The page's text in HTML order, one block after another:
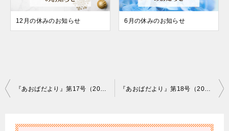
12月の休みのお知らせ 6月の休みのお知らせ
投